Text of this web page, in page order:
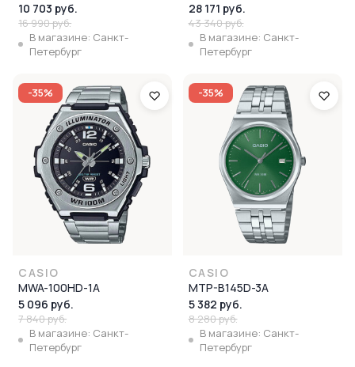
10 703 руб.
16 990 руб.
В магазине: Санкт-
Петербург
28 171 руб.
43 340 руб.
В магазине: Санкт-
Петербург
-35%
CASIO
MWA-100HD-1A
5 096 руб.
7 840 руб.
В магазине: Санкт-
Петербург
-35%
CASIO
MTP-B145D-3A
5 382 руб.
8 280 руб.
В магазине: Санкт-
Петербург